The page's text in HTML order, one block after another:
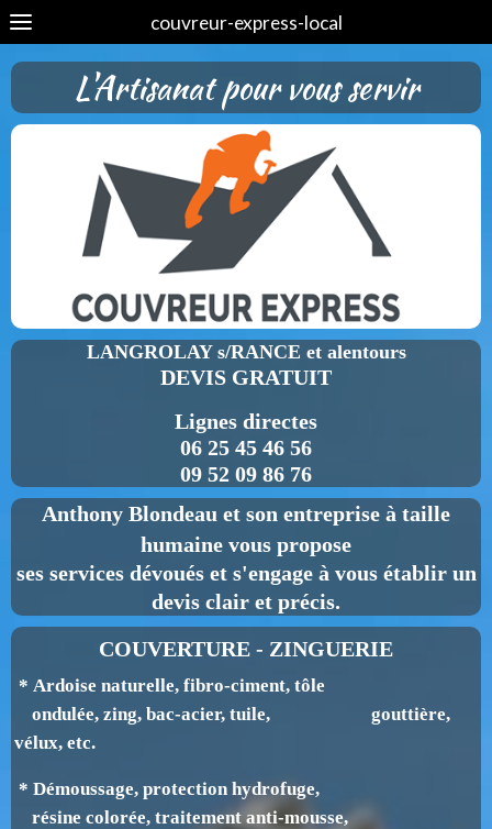
couvreur-express-local
L'Artisanat pour vous servir
LANGROLAY s/RANCE et alentours
DEVIS GRATUIT
Lignes directes
06 25 45 46 56
09 52 09 86 76
Anthony Blondeau et son entreprise à taille
humaine vous propose
ses services dévoués et s'engage à vous établir un
devis clair et précis.
COUVERTURE - ZINGUERIE
* Ardoise naturelle, fibro-ciment, tôle
ondulée, zing, bac-acier, tuile, gouttière,
vélux, etc.
* Démoussage, protection hydrofuge,
résine colorée, traitement anti-mousse,